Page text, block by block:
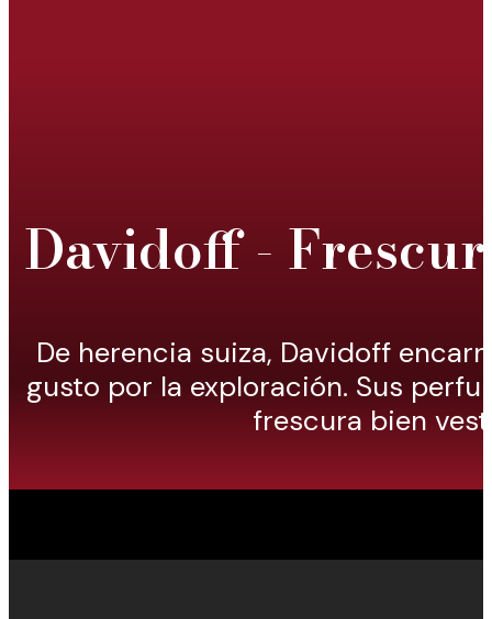
Davidoff -
De herencia suiza, Davidoff
gusto por la exploración. Sus
frescura bien